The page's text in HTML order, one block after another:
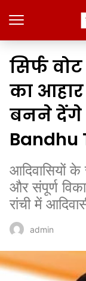
सिर्फ
का
बनने देंगे
Bandhu
आदिवासियों
और संपूर्ण
रांची में
admin